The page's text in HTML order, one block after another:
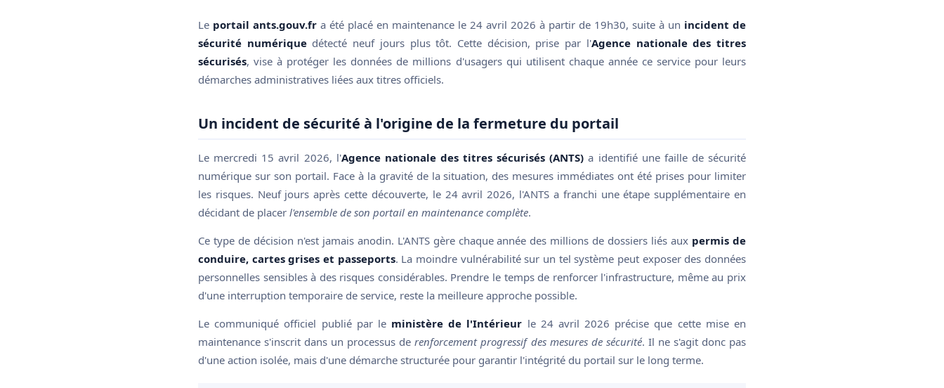
Le portail ants.gouv.fr a été placé en maintenance le 24 avril 2026 à partir de 19h30, suite à un incident de
sécurité numériquedétecté neuf jours plus tôt. Cette décision, prise par l'Agence nationale des titres
sécurisés, vise à protéger les données de millions d'usagers qui utilisent chaque année ce service pour leurs
démarches administratives liées aux titres officiels.
Un incident de sécurité à l'origine de la fermeture du portail
Le mercredi 15 avril 2026, l'Agence nationale des titres sécurisés (ANTS) a identifié une faille de sécurité
numérique sur son portail. Face à la gravité de la situation, des mesures immédiates ont été prises pour limiter
les risques. Neuf jours après cette découverte, le 24 avril 2026, l'ANTS a franchi une étape supplémentaire en
décidant de placer l'ensemble de son portail en maintenance complète.
Ce type de décision n'est jamais anodin. L'ANTS gère chaque année des millions de dossiers liés aux permis de
conduire, cartes grises et passeports. La moindre vulnérabilité sur un tel système peut exposer des données
personnelles sensibles à des risques considérables. Prendre le temps de renforcer l'infrastructure, même au prix
d'une interruption temporaire de service, reste la meilleure approche possible.
Le communiqué officiel publié par le ministère de l'Intérieur le 24 avril 2026 précise que cette mise en
maintenance s'inscrit dans un processus derenforcement progressif des mesures de sécurité. Il ne s'agit donc pas
d'une action isolée, mais d'une démarche structurée pour garantir l'intégrité du portail sur le long terme.